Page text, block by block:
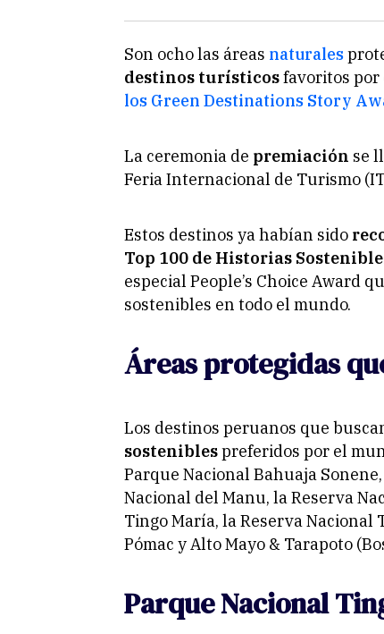
Son ocho las áreas naturales
destinos turísticosfavoritos por
los Green Destinations Story
La ceremonia de premiación se
Feria Internacional de Turismo
Estos destinos ya habían sido
Top 100 de Historias
especial People’s Choice Award
sostenibles en todo el mundo.
Áreas protegidas
Los destinos peruanos que
sosteniblespreferidos por el
Parque Nacional Bahuaja
Nacional del Manu, la Reserva
Tingo María, la Reserva Nacional
Pómac y Alto Mayo & Tarapoto
Parque Nacional